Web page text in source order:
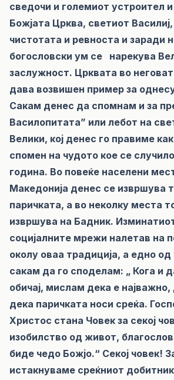
сведочи и големиот устроител
Божјата Црква, светиот Василиј,
чистотата и ревноста и заради
богословски ум се нарекува
заслужност. Црквата во
дава возвишен пример за
Сакам денес да спомнам и за
Василопитата” или лебот на
Велики, кој денес го правиме
спомен на чудото кое се
година. Во повеќе населени
Македонија денес се извршува
паричката, а во неколку места
извршува на Бадник.
социјалните мрежи налетав на
околу оваа традиција, а едно
сакам да го споделам: „ Кога и
обичај, мислам дека е
дека паричката носи среќа.
Христос стана Човек за секој
изобилство од живот,
биде чедо Божјо.“ Секој човек!
истакнуваме среќниот